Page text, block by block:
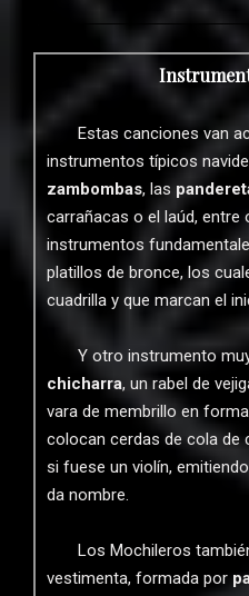
Estas canciones van
instrumentos típicos
zambombas, las
carrañacas o el laúd,
instrumentos
platillos de bronce, los
cuadrilla y que marcan el
Y otro instrumento
chicharra, un rabel de
vara de membrillo en
colocan cerdas de cola de
si fuese un violín,
da nombre.
Los Mochileros
vestimenta, formada por